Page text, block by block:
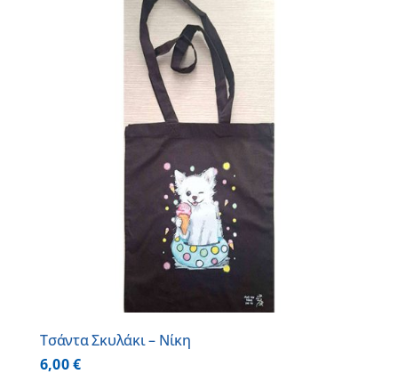
Τσάντα Σκυλάκι – Νίκη
6,00€